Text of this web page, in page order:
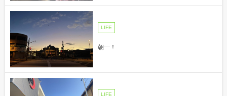
LIFE
朝一！
LIFE